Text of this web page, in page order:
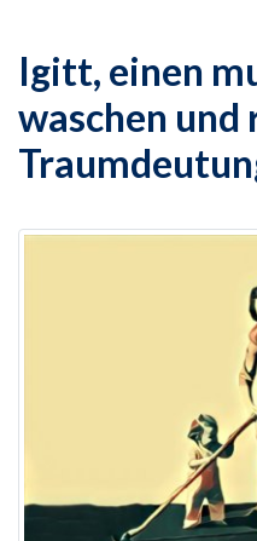
Igitt, einen
waschen und